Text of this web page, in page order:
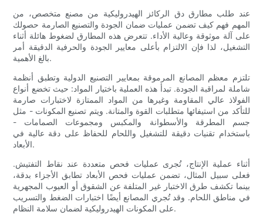
عند طلب مطارق دق الركائز الهيدروليكية من مصنع متخصص، من
المهم فهم كيف تضمن عمليات ضمان الجودة والتصنيع الصارمة حصولك
على آلة موثوقة وعالية الأداء. تتعرض هذه المطارق لضغوط هائلة أثناء
التشغيل، لذا فإن الالتزام بأعلى معايير الجودة والحرفية الدقيقة أمر
بالغ الأهمية.
تلتزم معظم المصانع المرموقة بمعايير التصنيع الدولية وتطبق أنظمة
شاملة لمراقبة الجودة. تبدأ هذه العملية باختيار المواد: حيث تخضع أنواع
الفولاذ عالي المقاومة وغيرها من المواد الممتازة لاختبارات صارمة
للتأكد من استيفائها متطلبات القوة والمتانة. ويتم تصنيع المكونات - مثل
جسم المطرقة والأسطوانة والمكبس ومجموعات الصمامات -
باستخدام تقنيات دقيقة للتشغيل واللحام للحفاظ على دقة عالية في
الأبعاد.
أثناء عملية الإنتاج، تُجرى عمليات فحص متعددة عند نقاط التفتيش.
فعلى سبيل المثال، تضمن عمليات فحص الأبعاد تطابق الأجزاء بدقة،
بينما تكشف طرق الاختبار غير المتلفة عن الشقوق أو العيوب المجهرية
في مناطق اللحام. وقد تُجري المصانع أيضًا اختبارات الضغط والتسريب
على المكونات الهيدروليكية لضمان سلامة النظام.